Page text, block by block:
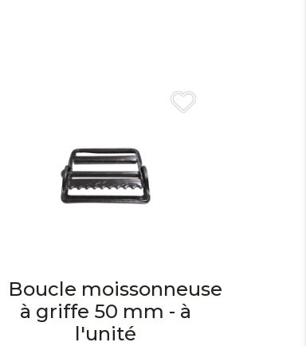
Boucle moissonneuse
à griffe 50 mm - à
l'unité